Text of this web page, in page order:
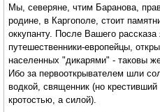
Мы, северяне, чтим Баранова,
родине, в Каргополе, стоит
оккупанту. После Вашего
путешественники-европейцы,
населенных "дикарями" - таковы
Ибо за первооткрывателем шли
водкой, священник (но
кротостью, а силой).